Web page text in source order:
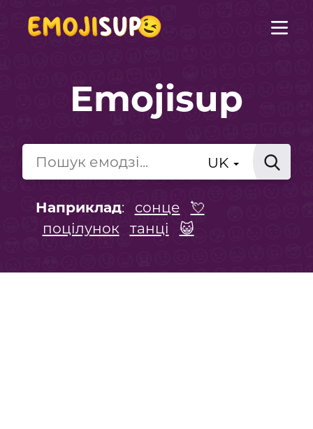
Emojisup
UK
Наприклад: сонце
💘
поцілунок
танці 😺